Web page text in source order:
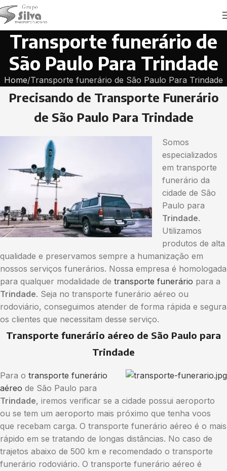
Transporte funerário de
São Paulo Para Trindade
Home Transporte funerário de São Paulo Para Trindade
Precisando de Transporte Funerário
de São Paulo Para Trindade
Somos
especializados
em transporte
funerário da
cidade de São
Paulo para
Trindade.
Utilizamos
produtos de alta
qualidade e preservamos sempre a humanização em
nossos serviços funerários. Nossa empresa é homologada
para qualquer modalidade de transporte funerário para a
Trindade. Seja no transporte funerário aéreo ou
rodoviário, conseguimos atender de forma rápida e segura
os clientes que necessitam desse serviço.
Transporte funerário aéreo de São Paulo para
Trindade
Para o transporte funerário
aéreo de São Paulo para
Trindade, iremos verificar se a cidade possui aeroporto
ou se tem um aeroporto mais próximo que tenha voos
que recebam carga. O transporte funerário aéreo é o mais
rápido em se tratando de longas distâncias. No caso de
trajetos abaixo de 500 km e recomendado o transporte
funerário rodoviário. O transporte funerário aéreo é